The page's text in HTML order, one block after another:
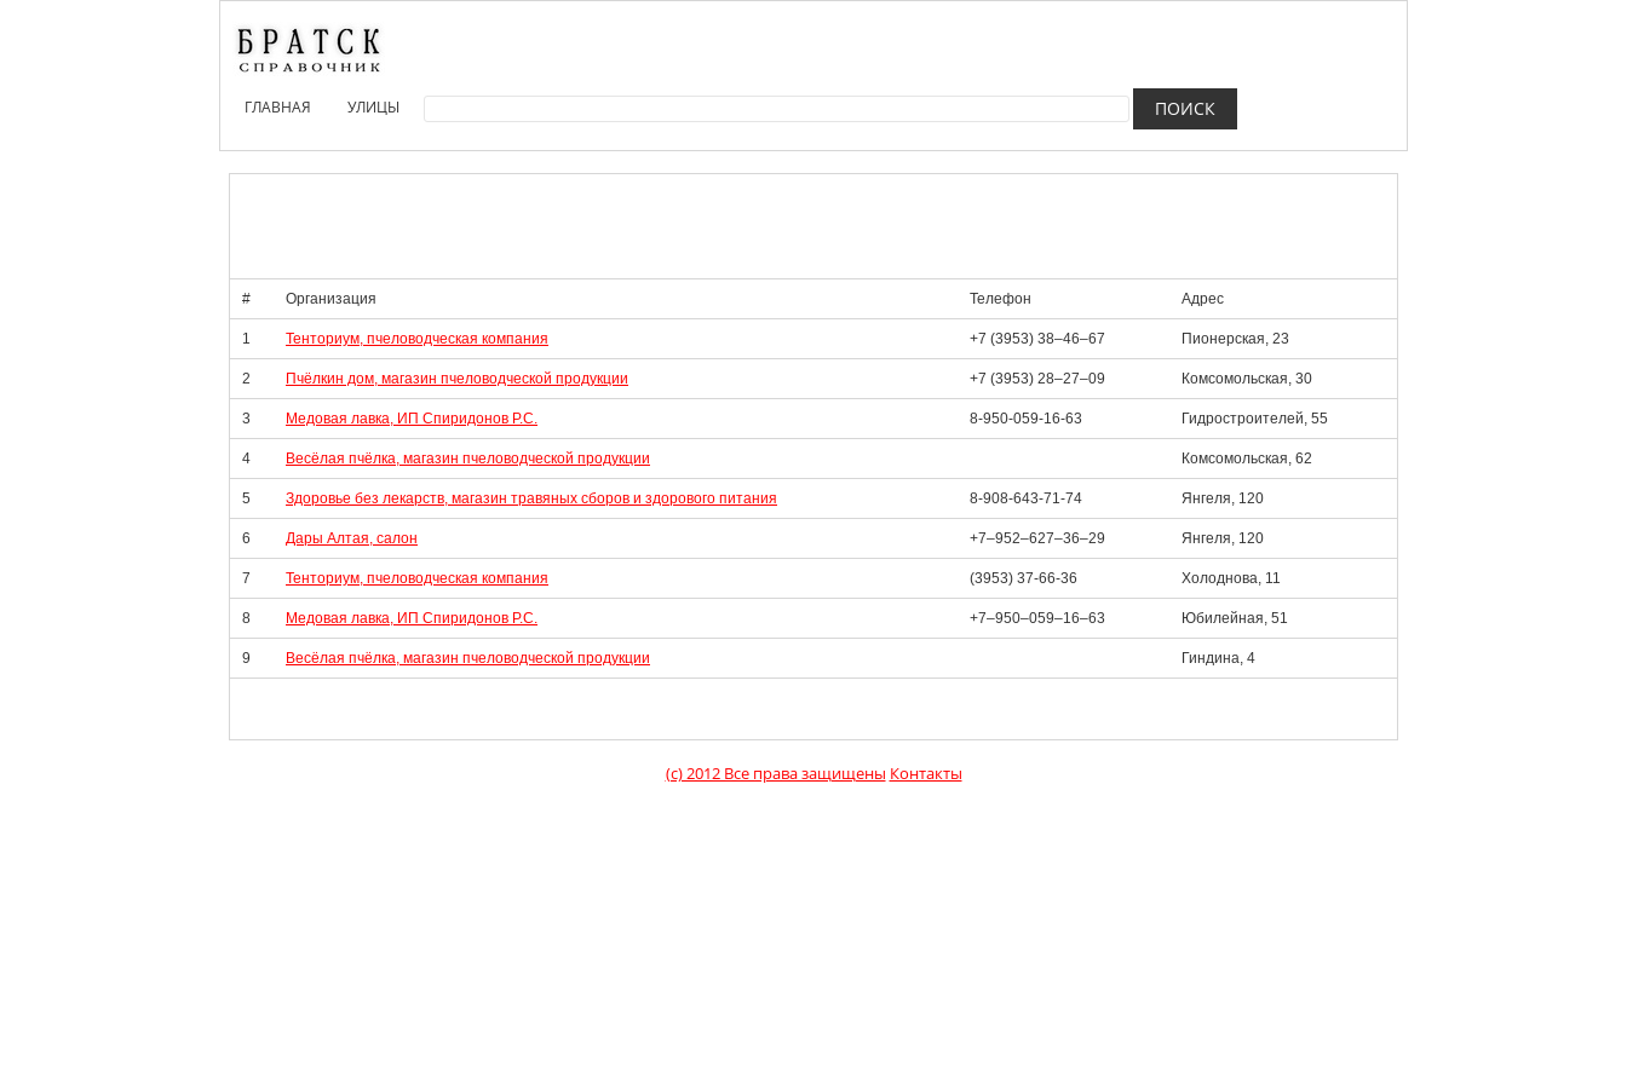
ГЛАВНАЯ УЛИЦЫ
# Организация Телефон Адрес
1 Тенториум, пчеловодческая компания +7 (3953) 38‒46‒67 Пионерская, 23
2 Пчёлкин дом, магазин пчеловодческой продукции +7 (3953) 28‒27‒09 Комсомольская, 30
3 Медовая лавка, ИП Спиридонов Р.С. 8-950-059-16-63 Гидростроителей, 55
4 Весёлая пчёлка, магазин пчеловодческой продукции Комсомольская, 62
5 Здоровье без лекарств, магазин травяных сборов и здорового питания 8-908-643-71-74 Янгеля, 120
6 Дары Алтая, салон +7‒952‒627‒36‒29 Янгеля, 120
7 Тенториум, пчеловодческая компания (3953) 37-66-36 Холоднова, 11
8 Медовая лавка, ИП Спиридонов Р.С. +7‒950‒059‒16‒63 Юбилейная, 51
9 Весёлая пчёлка, магазин пчеловодческой продукции Гиндина, 4
(c) 2012 Все права защищены Контакты